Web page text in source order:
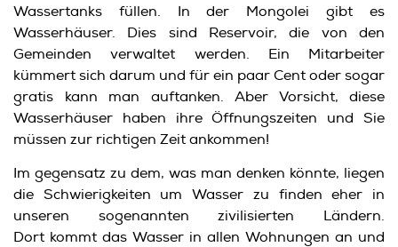
Wassertanks füllen. In der Mongolei gibt es
Wasserhäuser. Dies sind Reservoir, die von den
Gemeinden verwaltet werden. Ein Mitarbeiter
kümmert sich darum und für ein paar Cent oder sogar
gratis kann man auftanken. Aber Vorsicht, diese
Wasserhäuser haben ihre Öffnungszeiten und Sie
müssen zur richtigen Zeit ankommen!
Im gegensatz zu dem, was man denken könnte, liegen
die Schwierigkeiten um Wasser zu finden eher in
unseren sogenannten zivilisierten Ländern.
Dort kommt das Wasser in allen Wohnungen an und